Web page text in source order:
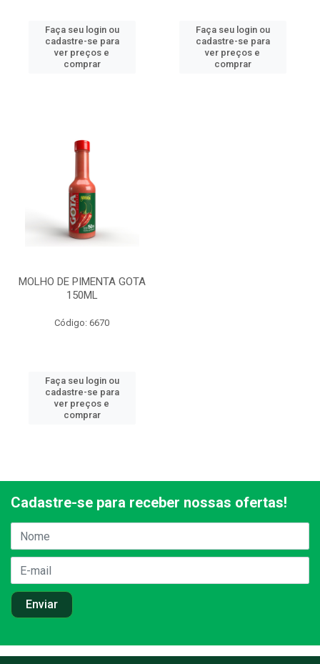
Faça seu login ou
cadastre-se para
ver preços e
comprar
Faça seu login ou
cadastre-se para
ver preços e
comprar
MOLHO DE PIMENTA GOTA
150ML
Código: 6670
Faça seu login ou
cadastre-se para
ver preços e
comprar
Cadastre-se para receber nossas ofertas!